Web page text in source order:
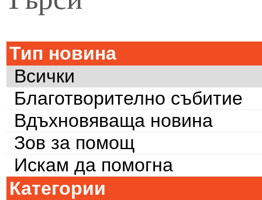
Тип новина
Всички
Благотворително събитие
Вдъхновяваща новина
Зов за помощ
Искам да помогна
Категории